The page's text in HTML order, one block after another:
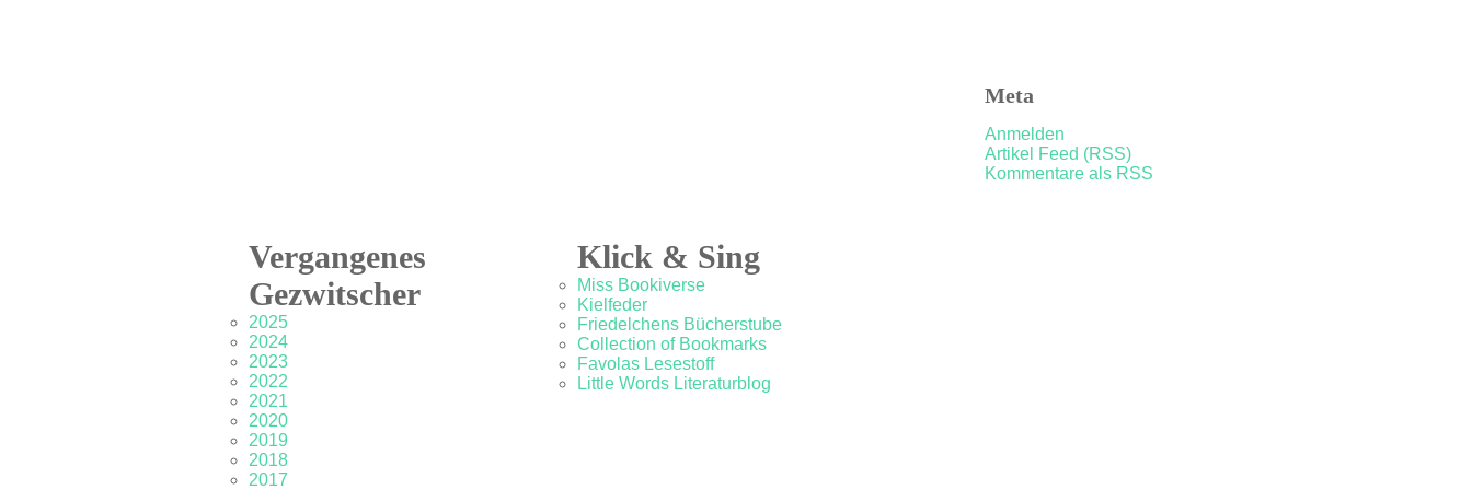
Meta
Anmelden
Artikel Feed (RSS)
Kommentare als RSS
Vergangenes
Gezwitscher
2025
2024
2023
2022
2021
2020
2019
2018
2017
Klick & Sing
Miss Bookiverse
Kielfeder
Friedelchens Bücherstube
Collection of Bookmarks
Favolas Lesestoff
Little Words Literaturblog